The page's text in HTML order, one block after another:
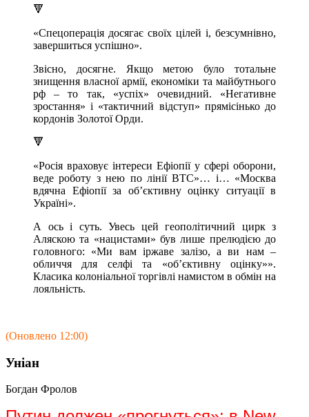
🔻
«Спецоперація досягає своїх цілей і, безсумнівно,
завершиться успішно».
Звісно, досягне. Якщо метою було тотальне
знищення власної армії, економіки та майбутнього
рф – то так, «успіх» очевидний. «Негативне
зростання» і «тактичний відступ» прямісінько до
кордонів Золотої Орди.
🔻
«Росія враховує інтереси Ефіопії у сфері оборони,
веде роботу з нею по лінії ВТС»… і… «Москва
вдячна Ефіопії за об’єктивну оцінку ситуації в
Україні».
А ось і суть. Увесь цей геополітичний цирк з
Аляскою та «нацистами» був лише прелюдією до
головного: «Ми вам іржаве залізо, а ви нам –
обличчя для селфі та «об’єктивну оцінку»».
Класика колоніальної торгівлі намистом в обмін на
лояльність.
(Оновлено 12:00)
Уніан
Богдан Фролов